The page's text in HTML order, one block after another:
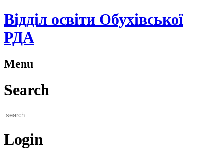
Відділ освіти Обухівської
РДА
Menu
Search
Login